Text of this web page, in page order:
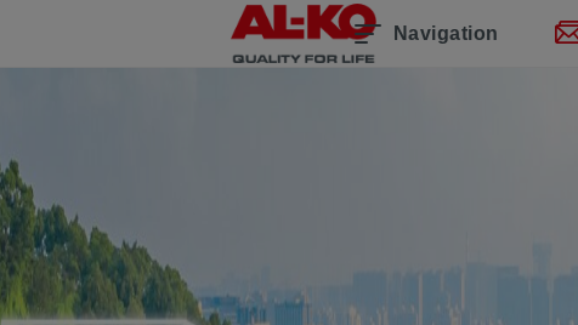
Navigation